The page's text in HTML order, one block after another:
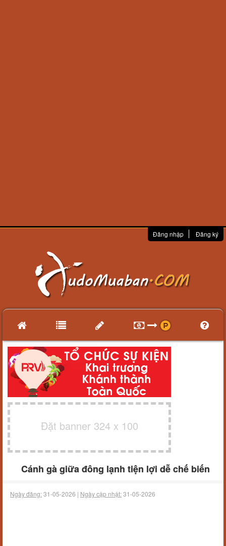
Đăng nhập Đăng ký
Đặt banner 324 x 100
Cánh gà giữa đông lạnh tiện lợi dễ chế biến
Ngày đăng:31-05-2026 | Ngày cập nhật:31-05-2026